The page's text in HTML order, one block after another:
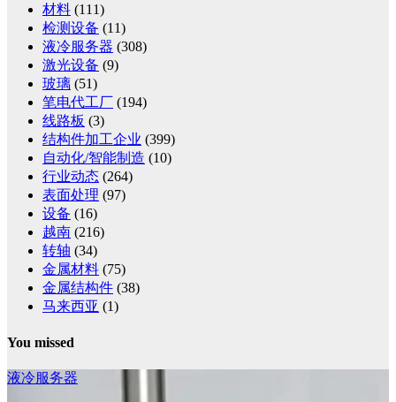
材料 (111)
检测设备 (11)
液冷服务器 (308)
激光设备 (9)
玻璃 (51)
笔电代工厂 (194)
线路板 (3)
结构件加工企业 (399)
自动化/智能制造 (10)
行业动态 (264)
表面处理 (97)
设备 (16)
越南 (216)
转轴 (34)
金属材料 (75)
金属结构件 (38)
马来西亚 (1)
You missed
液冷服务器